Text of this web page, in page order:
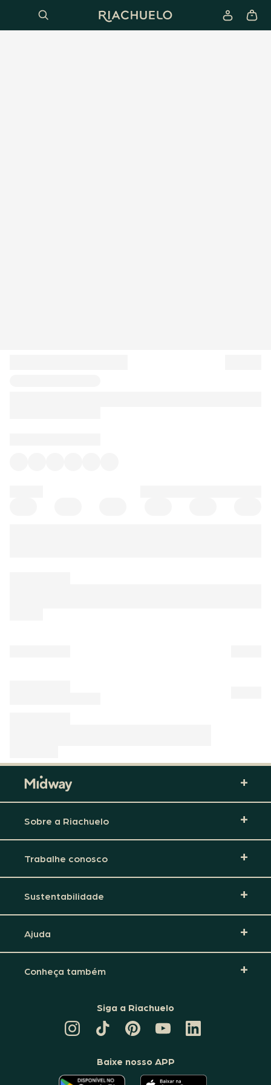
Sobre a Riachuelo
Trabalhe conosco
Sustentabilidade
Ajuda
Conheça também
Siga a Riachuelo
TIKTOK
DA
PINTEREST
DA
CANAL
DA
RIACHUELO
LINKEDIN
DA
Baixe nosso APP
O O